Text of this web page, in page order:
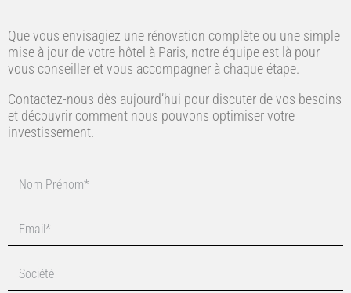
Que vous envisagiez une rénovation complète ou une simple
mise à jour de votre hôtel à Paris, notre équipe est là pour
vous conseiller et vous accompagner à chaque étape.
Contactez-nous dès aujourd’hui pour discuter de vos besoins
et découvrir comment nous pouvons optimiser votre
investissement.